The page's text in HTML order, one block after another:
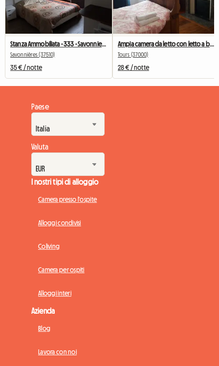
Stanza Ammobiliata - 333 - Savonnieres - Auto Consigliata
Savonnières (37510)
35 € / notte
Ampia camera da letto con letto a barca da 1,25 m e mobili preziosi
Tours (37000)
28 € / notte
Paese
Valuta
I nostri tipi di alloggio
Camera presso l'ospite
Alloggi condivisi
Coliving
Camera per ospiti
Alloggi interi
Azienda
Blog
Lavora con noi